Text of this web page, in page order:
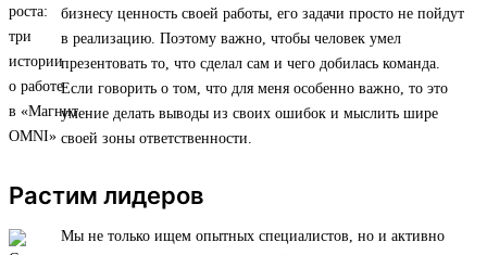
бизнесу ценность своей работы, его задачи просто не пойдут
в реализацию. Поэтому важно, чтобы человек умел
презентовать то, что сделал сам и чего добилась команда.
Если говорить о том, что для меня особенно важно, то это
умение делать выводы из своих ошибок и мыслить шире
своей зоны ответственности.
Растим лидеров
Мы не только ищем опытных специалистов, но и активно